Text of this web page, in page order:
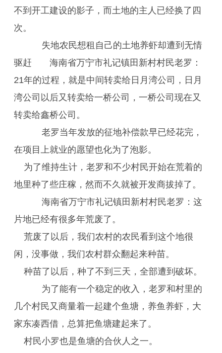
不到开工建设的影子，而土地的主人已经换了四
次。
失地农民想租自己的土地养虾却遭到无情
驱赶 海南省万宁市礼记镇田新村村民老罗：
21年的过程，就是中间转卖给日月湾公司，日月
湾公司以后又转卖给一桥公司，一桥公司现在又
转卖给鑫桥公司。
老罗当年发放的征地补偿款早已经花完，
在项目上就业的愿望也化为了泡影。
为了维持生计，老罗和不少村民开始在荒着的
地里种了些庄稼，然而不久就被开发商拔掉了。
海南省万宁市礼记镇田新村村民老罗：这
片地已经有很多年荒废了。
荒废了以后，我们农村的农民看到这个地很
闲，没事做，我们农村群众翻起来种苗。
种苗了以后，种了不到三天，全部遭到破坏。
为了能有一个稳定的收入，老罗和村里的
几个村民又商量着一起建个鱼塘，养鱼养虾，大
家东凑西借，总算把鱼塘建起来了。
村民小罗也是鱼塘的合伙人之一。